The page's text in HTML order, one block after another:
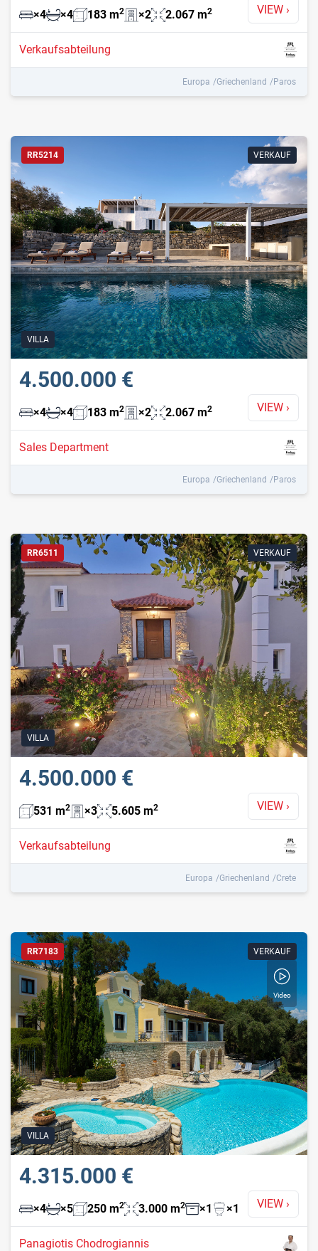
VIEW ›
×4 ×4 183 m2 ×2 2.067 m2
Verkaufsabteilung
Europa Griechenland Paros
VIEW ›
4.500.000 €
×4 ×4 183 m2 ×2 2.067 m2
Sales Department
Europa Griechenland Paros
RR5214 VERKAUF
VILLA
VIEW ›
4.500.000 €
531 m2 ×3 5.605 m2
Verkaufsabteilung
Europa Griechenland Crete
RR6511 VERKAUF
VILLA
VIEW ›
4.315.000 €
×4 ×5 250 m2 3.000 m2 ×1 ×1
Panagiotis Chodrogiannis
RR7183 VERKAUF
Video
VILLA